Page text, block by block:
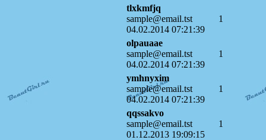
tlxkmfjq
sample@email.tst
04.02.2014 07:21:39
1
olpauaae
sample@email.tst
04.02.2014 07:21:39
1
ymhnyxim
sample@email.tst
04.02.2014 07:21:39
1
qqssakvo
sample@email.tst
01.12.2013 19:09:15
1